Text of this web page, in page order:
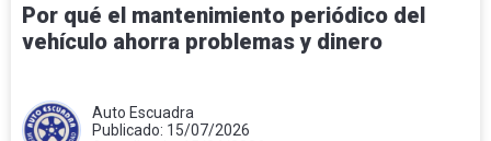
Por qué el mantenimiento periódico del
vehículo ahorra problemas y dinero
Auto Escuadra
Publicado: 15/07/2026